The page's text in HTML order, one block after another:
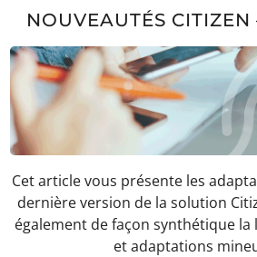
NOUVEAUTÉS
Cet article vous présente les
dernière version de la solution
également de façon synthétique
et adaptations